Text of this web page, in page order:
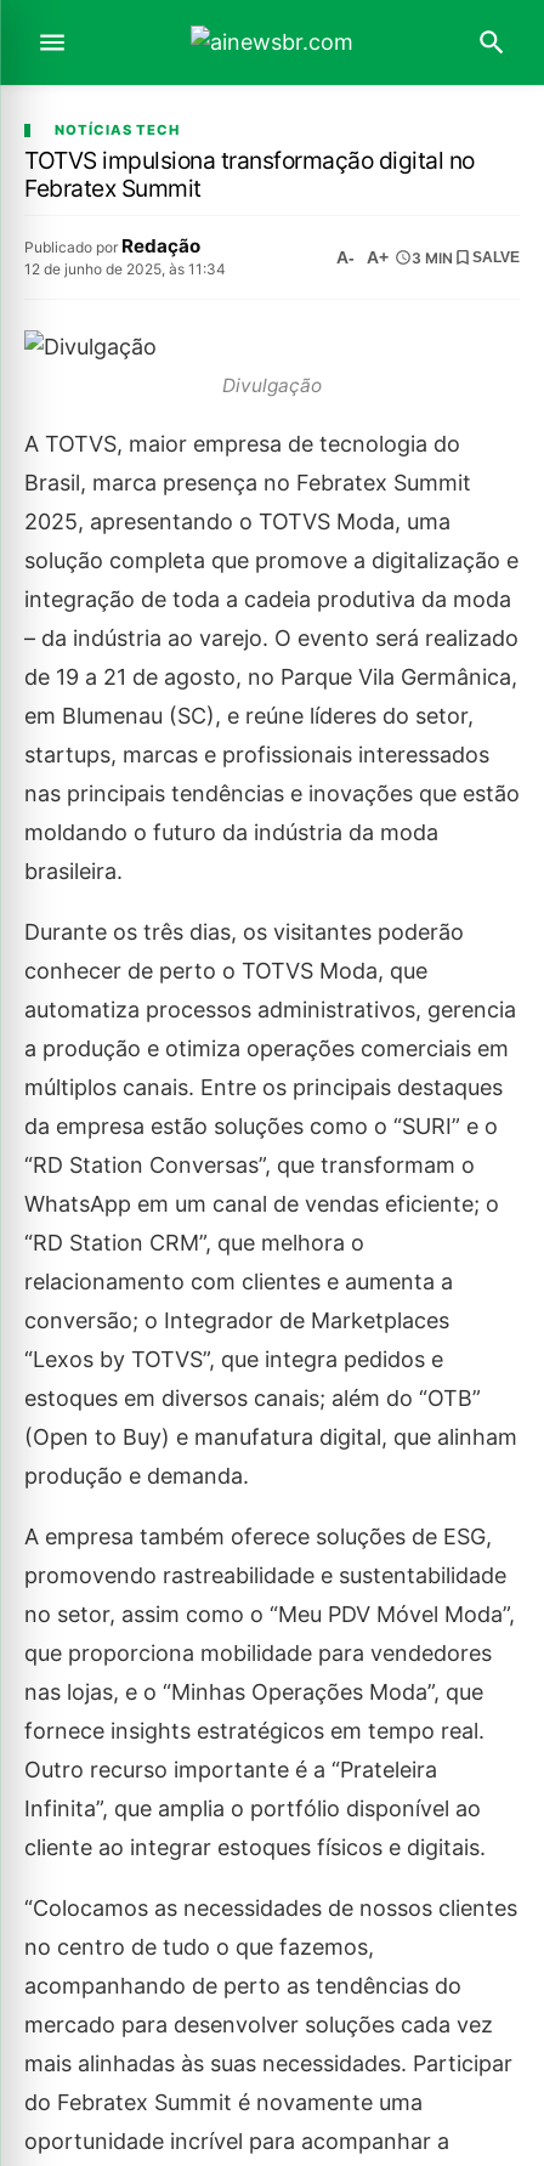
NOTÍCIAS TECH
TOTVS impulsiona transformação digital no
Febratex Summit
Publicado por Redação
12 de junho de 2025, às 11:34
A- A+ 3 MIN SALVE
Divulgação
A TOTVS, maior empresa de tecnologia do
Brasil, marca presença no Febratex Summit
2025, apresentando o TOTVS Moda, uma
solução completa que promove a digitalização e
integração de toda a cadeia produtiva da moda
– da indústria ao varejo. O evento será realizado
de 19 a 21 de agosto, no Parque Vila Germânica,
em Blumenau (SC), e reúne líderes do setor,
startups, marcas e profissionais interessados
nas principais tendências e inovações que estão
moldando o futuro da indústria da moda
brasileira.
Durante os três dias, os visitantes poderão
conhecer de perto o TOTVS Moda, que
automatiza processos administrativos, gerencia
a produção e otimiza operações comerciais em
múltiplos canais. Entre os principais destaques
da empresa estão soluções como o “SURI” e o
“RD Station Conversas”, que transformam o
WhatsApp em um canal de vendas eficiente; o
“RD Station CRM”, que melhora o
relacionamento com clientes e aumenta a
conversão; o Integrador de Marketplaces
“Lexos by TOTVS”, que integra pedidos e
estoques em diversos canais; além do “OTB”
(Open to Buy) e manufatura digital, que alinham
produção e demanda.
A empresa também oferece soluções de ESG,
promovendo rastreabilidade e sustentabilidade
no setor, assim como o “Meu PDV Móvel Moda”,
que proporciona mobilidade para vendedores
nas lojas, e o “Minhas Operações Moda”, que
fornece insights estratégicos em tempo real.
Outro recurso importante é a “Prateleira
Infinita”, que amplia o portfólio disponível ao
cliente ao integrar estoques físicos e digitais.
“Colocamos as necessidades de nossos clientes
no centro de tudo o que fazemos,
acompanhando de perto as tendências do
mercado para desenvolver soluções cada vez
mais alinhadas às suas necessidades. Participar
do Febratex Summit é novamente uma
oportunidade incrível para acompanhar a